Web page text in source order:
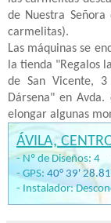
de Nuestra
carmelitas).
Las máquinas se
la tienda "Regalos
de San Vicente,
Dársena" en
elongar algunas
ÁVILA,
- Nº de Diseños: 4
- GPS: 40° 39'
- Instalador: